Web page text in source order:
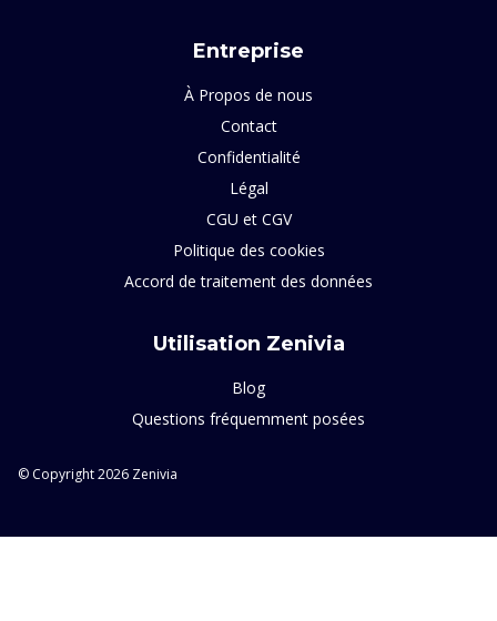
Entreprise
À Propos de nous
Contact
Confidentialité
Légal
CGU et CGV
Politique des cookies
Accord de traitement des données
Utilisation Zenivia
Blog
Questions fréquemment posées
© Copyright 2026 Zenivia